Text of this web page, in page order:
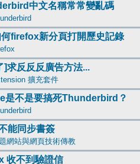
中文名稱常常變亂碼
firefox新分頁打開歷史記錄
]求反反反廣告方法...
擴充套件
是不是要搞死Thunderbird？
能同步書簽
網站與網頁技術傳教
收不到驗證信